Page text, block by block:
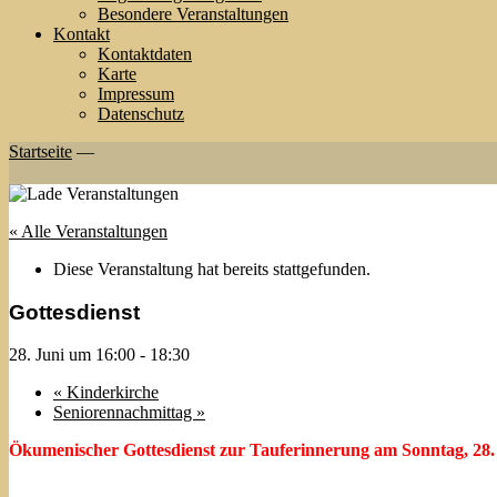
Besondere Veranstaltungen
Kontakt
Kontaktdaten
Karte
Impressum
Datenschutz
Startseite —
« Alle Veranstaltungen
Diese Veranstaltung hat bereits stattgefunden.
Gottesdienst
28. Juni um 16:00 - 18:30
« Kinderkirche
Seniorennachmittag »
Ökumenischer Gottesdienst zur Tauferinnerung am Sonntag,